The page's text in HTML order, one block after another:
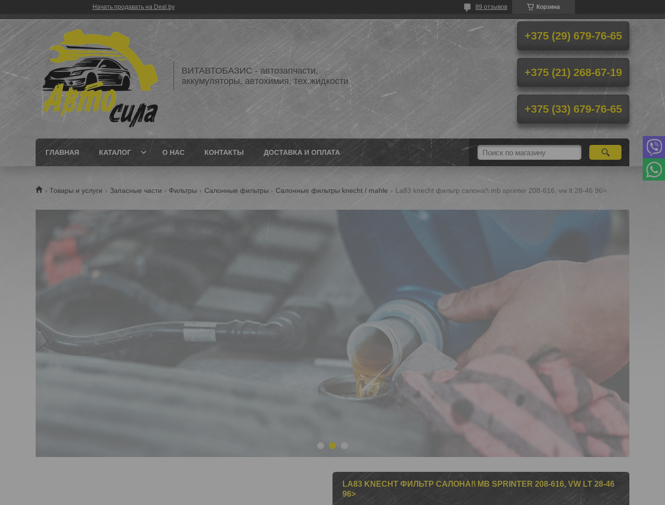
Начать продавать на Deal.by Корзина
89 отзывов
ВИТАВТОБАЗИС - автозапчасти,
аккумуляторы, автохимия, тех.жидкости
+375 (29) 679-76-65
+375 (21) 268-67-19
+375 (33) 679-76-65
ГЛАВНАЯ КАТАЛОГ О НАС КОНТАКТЫ ДОСТАВКА И ОПЛАТА
Товары и услуги Запасные части Фильтры Салонные фильтры Салонные фильтры knecht / mahle La83 knecht фильтр салона!\ mb sprinter 208-616, vw lt 28-46 96>
LA83 KNECHT ФИЛЬТР САЛОНА!\ MB SPRINTER 208-616, VW LT 28-46
96>